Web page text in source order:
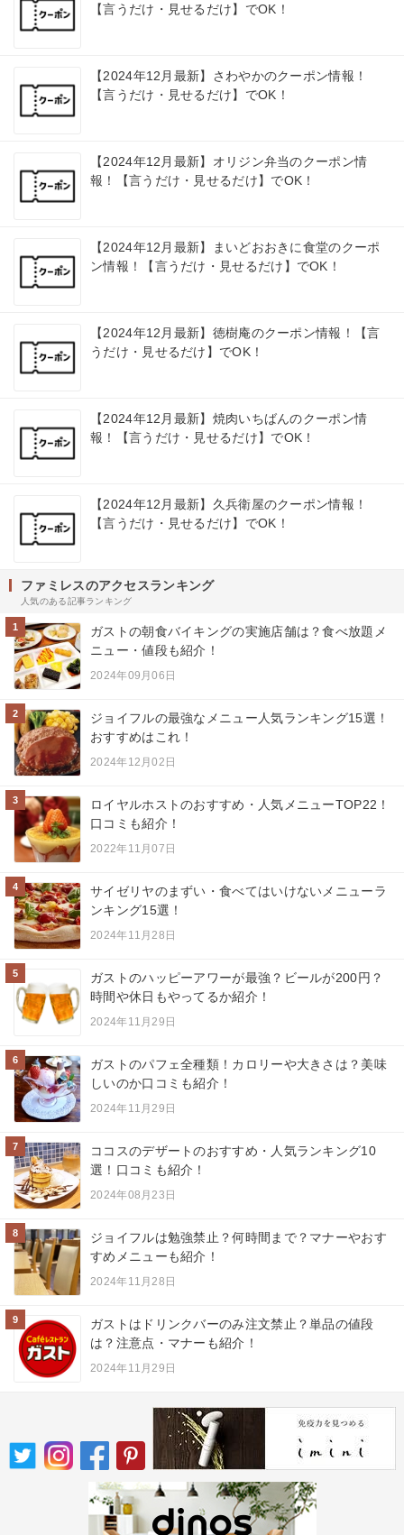
【言うだけ・見せるだけ】でOK！
【2024年12月最新】さわやかのクーポン情報！
【言うだけ・見せるだけ】でOK！
【2024年12月最新】オリジン弁当のクーポン情
報！【言うだけ・見せるだけ】でOK！
【2024年12月最新】まいどおおきに食堂のクーポ
ン情報！【言うだけ・見せるだけ】でOK！
【2024年12月最新】徳樹庵のクーポン情報！【言
うだけ・見せるだけ】でOK！
【2024年12月最新】焼肉いちばんのクーポン情
報！【言うだけ・見せるだけ】でOK！
【2024年12月最新】久兵衛屋のクーポン情報！
【言うだけ・見せるだけ】でOK！
ファミレスのアクセスランキング
人気のある記事ランキング
1
ガストの朝食バイキングの実施店舗は？食べ放題メ
ニュー・値段も紹介！
2024年09月06日
2
ジョイフルの最強なメニュー人気ランキング15選！
おすすめはこれ！
2024年12月02日
3
ロイヤルホストのおすすめ・人気メニューTOP22！
口コミも紹介！
2022年11月07日
4
サイゼリヤのまずい・食べてはいけないメニューラ
ンキング15選！
2024年11月28日
5
ガストのハッピーアワーが最強？ビールが200円？
時間や休日もやってるか紹介！
2024年11月29日
6
ガストのパフェ全種類！カロリーや大きさは？美味
しいのか口コミも紹介！
2024年11月29日
7
ココスのデザートのおすすめ・人気ランキング10
選！口コミも紹介！
2024年08月23日
8
ジョイフルは勉強禁止？何時間まで？マナーやおす
すめメニューも紹介！
2024年11月28日
9
ガストはドリンクバーのみ注文禁止？単品の値段
は？注意点・マナーも紹介！
2024年11月29日